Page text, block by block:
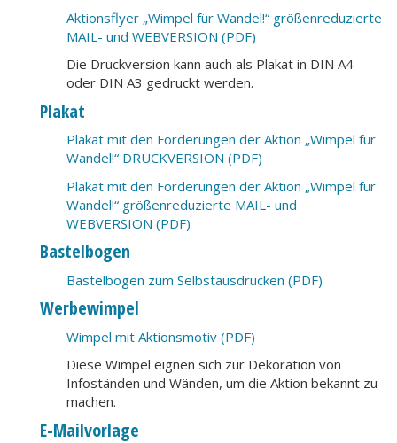
Aktionsflyer „Wimpel für Wandel!“ größenreduzierte
MAIL- und WEBVERSION (PDF)
Die Druckversion kann auch als Plakat in DIN A4
oder DIN A3 gedruckt werden.
Plakat
Plakat mit den Forderungen der Aktion „Wimpel für
Wandel!“ DRUCKVERSION (PDF)
Plakat mit den Forderungen der Aktion „Wimpel für
Wandel!“ größenreduzierte MAIL- und
WEBVERSION (PDF)
Bastelbogen
Bastelbogen zum Selbstausdrucken (PDF)
Werbewimpel
Wimpel mit Aktionsmotiv (PDF)
Diese Wimpel eignen sich zur Dekoration von
Infoständen und Wänden, um die Aktion bekannt zu
machen.
E-Mailvorlage